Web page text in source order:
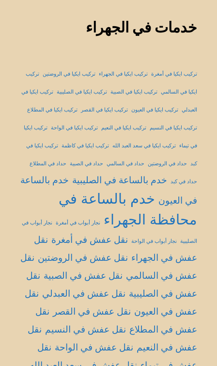
خدمات في الجهراء
تركيب ايكيا في أمغرة تركيب ايكيا في الجهراء تركيب ايكيا في الروضتين تركيب
ايكيا في السالمي تركيب ايكيا في الصبية تركيب ايكيا في الصليبية تركيب ايكيا في
العبدلي تركيب ايكيا في العيون تركيب ايكيا في القصر تركيب ايكيا في المطلاع
تركيب ايكيا في النسيم تركيب ايكيا في النعيم تركيب ايكيا في الواحة تركيب ايكيا
في تيماء تركيب ايكيا في سعد العبد الله تركيب ايكيا في كاظمة تركيب ايكيا في
كبد حداد في الروضتين حداد في السالمي حداد في الصبية حداد في المطلاع
حداد في كبد خدم بالساعة في الصليبية خدم بالساعة
في العيون خدم بالساعة في
محافظة الجهراء
نجار أبواب في أمغرة نجار أبواب في
الصليبية نجار أبواب في الواحة نقل عفش في أمغرة نقل
عفش في الجهراء نقل عفش في الروضتين نقل
عفش في السالمي نقل عفش في الصبية نقل
عفش في الصليبية نقل عفش في العبدلي نقل
عفش في العيون نقل عفش في القصر
نقل
عفش في المطلاع نقل عفش في النسيم نقل
عفش في النعيم نقل عفش في الواحة نقل